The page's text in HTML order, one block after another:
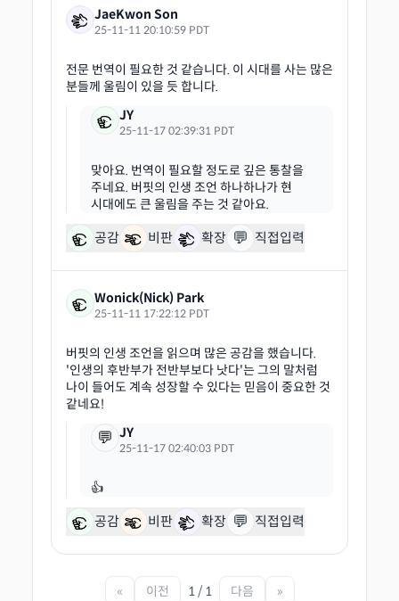
JaeKwon Son
25-11-11 20:10:59 PDT
전문 번역이 필요한 것 같습니다. 이 시대를 사는 많은
JY
25-11-17 02:39:31 PDT
맞아요. 번역이 필요할 정도로 깊은 통찰을
주네요. 버핏의 인생 조언 하나하나가 현
공감 비판 확장 💬 직접입력
Wonick(Nick) Park
25-11-11 17:22:12 PDT
버핏의 인생 조언을 읽으며 많은 공감을 했습니다.
'인생의 후반부가 전반부보다 낫다'는 그의 말처럼
나이 들어도 계속 성장할 수 있다는 믿음이 중요한 것
💬 JY
25-11-17 02:40:03 PDT
공감 비판 확장 💬 직접입력
« 이전 1 / 1 다음 »